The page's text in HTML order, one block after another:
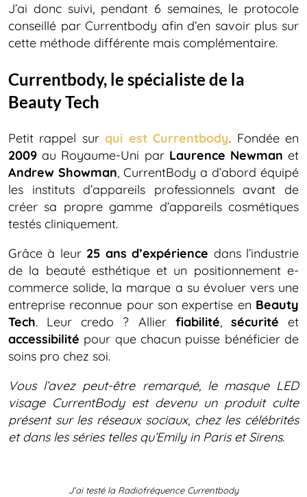
J’ai donc suivi, pendant 6 semaines, le protocole
conseillé par Currentbody afin d’en savoir plus sur
cette méthode différente mais complémentaire.
Currentbody, le spécialiste de la
Beauty Tech
Petit rappel surqui est Currentbody. Fondée en
2009 au Royaume-Uni par Laurence Newman et
Andrew Showman, CurrentBody a d’abord équipé
les instituts d’appareils professionnels avant de
créer sa propre gamme d’appareils cosmétiques
testés cliniquement.
Grâce à leur 25 ans d’expérience dans l’industrie
de la beauté esthétique et un positionnement e-
commerce solide, la marque a su évoluer vers une
entreprise reconnue pour son expertise en Beauty
Tech. Leur credo ? Allier fiabilité, sécurité et
accessibilité pour que chacun puisse bénéficier de
soins pro chez soi.
Vous l’avez peut-être remarqué, le masque LED
visage CurrentBody est devenu un produit culte
présent sur les réseaux sociaux, chez les célébrités
et dans les séries telles qu’Emily in Paris et Sirens.
J’ai testé la Radiofréquence Currentbody